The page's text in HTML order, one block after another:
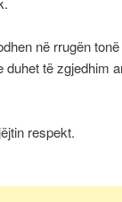
në rrugën
duhet të zgjedhim
respekt.